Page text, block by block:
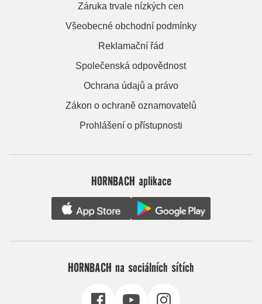
Záruka trvale nízkých cen
Všeobecné obchodní podmínky
Reklamační řád
Společenská odpovědnost
Ochrana údajů a právo
Zákon o ochraně oznamovatelů
Prohlášení o přístupnosti
HORNBACH aplikace
HORNBACH na sociálních sítích